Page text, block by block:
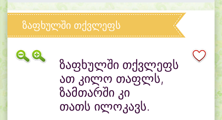
ზაფხულში თქვლეფს
ზაფხულში თქვლეფს
ათ კილო თაფლს,
ზამთარში კი
თათს ილოკავს.